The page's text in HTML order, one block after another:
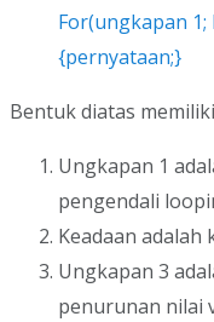
For(ungkapan 1;
{pernyataan;}
Bentuk diatas
Ungkapan 1
pengendali
Keadaan
Ungkapan 3
penurunan nilai